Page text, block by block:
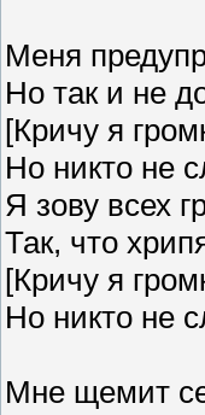
Меня
Но так и не
[Кричу я
Но никто не
Я зову всех
Так, что
[Кричу я
Но никто не
Мне щемит